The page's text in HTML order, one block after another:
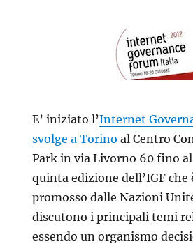
E’ iniziato l’Internet
svolge a Torino al Centro
Park in via Livorno 60 fino al
quinta edizione dell’IGF
promosso dalle Nazioni
discutono i principali temi
essendo un organismo